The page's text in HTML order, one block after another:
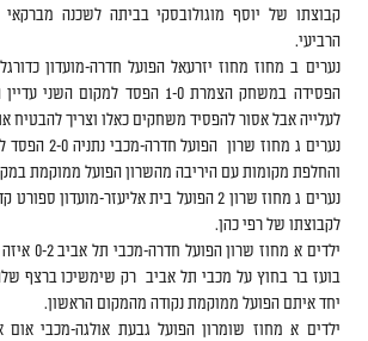
קבוצתו של יוסף מוגולובסקי בביתה לשכנה
הרביעי.
נערים ב מחוז מחוז יזרעאל הפועל חדרה-מועדון
הפסידה במשחק הצמרת 1-0 הפסד
לעלייה אבל אסור להפסיד משחקים כאלו וצריך להבטיח
נערים ג מחוז
והחלפת מקומות עם היריבה מהשרון הפועל ממוקמת
לקבוצתו של רפי כהן.
ילדים א
בועז בר בחוץ על מכבי תל אביב רק שימשיכו ברצף
יחד איתם הפועל ממוקמת נקודה מהמקום הראשון.